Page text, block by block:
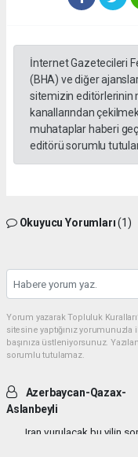
İnternet Gazetecileri
(BHA) ve diğer
sitemizin editörlerinin
kanallarından
muhataplar haberi
editörü sorumlu
Okuyucu Yorumları(1)
Yorum yazarak Topluluk
sitesine yaptığınız
başınıza üstleniyorsunuz.
sorumlu tutulamaz.
Azerbaycan-Qazax-
Aslanbeyli
Iran vurulacak bu yilin